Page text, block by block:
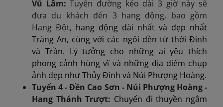
Vũ Lâm:Tuyến đường kéo dài 3 giờ này sẽ
đưa du khách đến 3 hang động, bao gồm
Hang Đột, hang động dài nhất và đẹp nhất
Tràng An, cùng với các ngôi đền từ thời Đinh
và Trần. Lý tưởng cho những ai yêu thích
phong cảnh hùng vĩ và những địa điểm chụp
ảnh đẹp như Thủy Đình và Núi Phượng Hoàng.
Tuyến 4 - Đền Cao Sơn - Núi Phượng Hoàng -
Hang Thánh Trượt: Chuyến đi thuyền ngắm